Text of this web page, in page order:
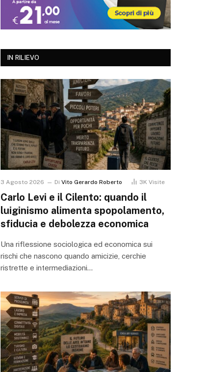
IN RILIEVO
3 Agosto 2026 Di Vito Gerardo Roberto 3K Visite
Carlo Levi e il Cilento: quando il
luiginismo alimenta spopolamento,
sfiducia e debolezza economica
Una riflessione sociologica ed economica sui
rischi che nascono quando amicizie, cerchie
ristrette e intermediazioni…